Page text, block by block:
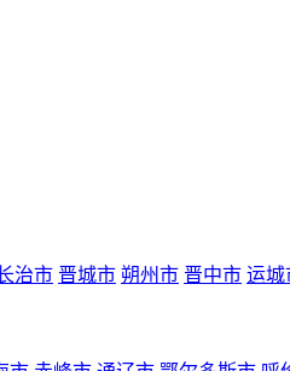
治市 晋城市 朔州市 晋中市 运城